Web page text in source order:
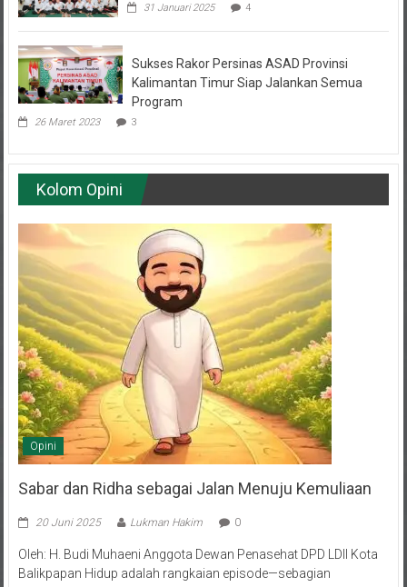
31 Januari 2025 4
Sukses Rakor Persinas ASAD Provinsi
Kalimantan Timur Siap Jalankan Semua
Program
26 Maret 2023 3
Kolom Opini
Opini
Sabar dan Ridha sebagai Jalan Menuju Kemuliaan
20 Juni 2025 Lukman Hakim 0
Oleh: H. Budi Muhaeni Anggota Dewan Penasehat DPD LDII Kota
Balikpapan Hidup adalah rangkaian episode—sebagian